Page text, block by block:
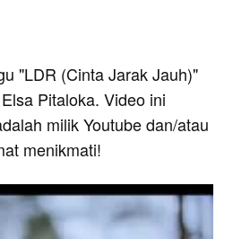
"LDR (Cinta Jarak Jauh)"
Pitaloka. Video ini
milik Youtube dan/atau
menikmati!